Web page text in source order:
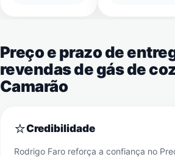
Preço e prazo de
revendas de gás de
Camarão
⭐Credibilidade
Rodrigo Faro reforça a confiança no